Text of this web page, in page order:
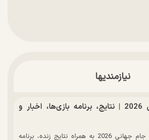
نیازمندیها
جدول جام جهانی 2026 | نتایج، برنامه بازی‌ها، اخبار و
مشاهده جدول کامل جام جهانی 2026 به همراه نتایج زنده، برنامه